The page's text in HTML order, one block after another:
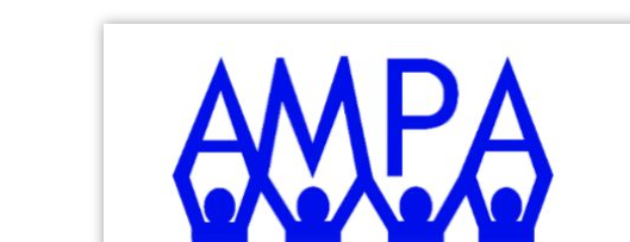
Web del